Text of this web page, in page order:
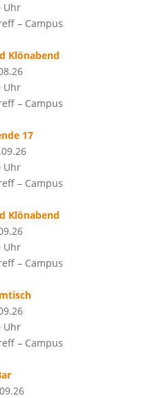
Uhr
– Campus
Klönabend
Uhr
– Campus
17
Uhr
– Campus
Klönabend
Uhr
– Campus
Uhr
– Campus